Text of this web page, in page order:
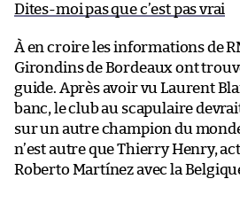
Dites-moi pas que c’est pas vrai
À en croire les informations de
Girondins de Bordeaux ont
guide. Après avoir vu Laurent
banc, le club au scapulaire
sur un autre champion du
n’est autre que Thierry Henry,
Roberto Martínez avec la